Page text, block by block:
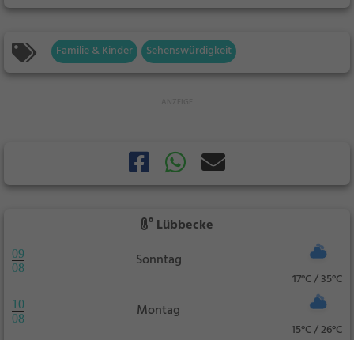
Familie & Kinder Sehenswürdigkeit
Lübbecke
09
08
Sonntag
17°C / 35°C
10
08
Montag
15°C / 26°C